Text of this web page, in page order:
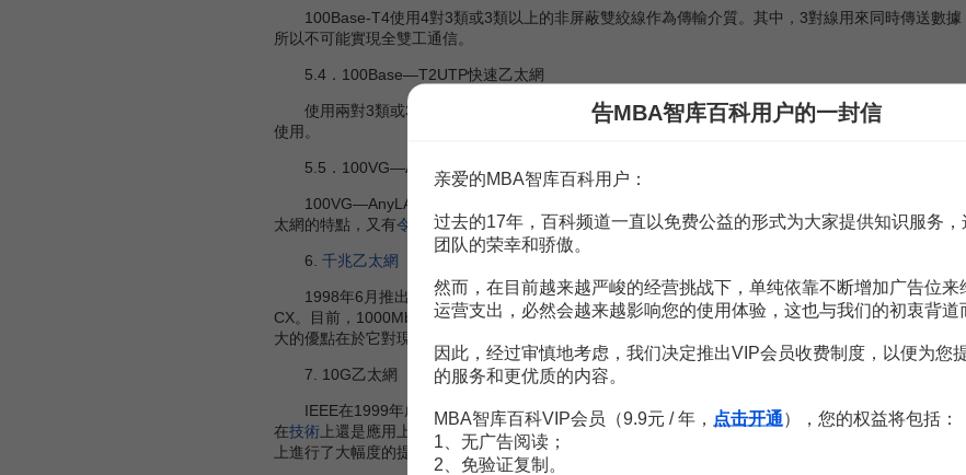
100Base-T4使用4對3類或3類以上的非屏蔽雙絞線作為傳輸介質。其中，3對線用來同時傳送數據
所以不可能實現全雙工通信。
5.4．100Base—T2UTP快速乙太網
使用兩對3類或3類以上的UTP，一對線用於發送數據，另一對線用於接收數據，使全雙工通信成
使用。
5.5．100VG—AnyLAN標準
100VG—AnyLAN的標準是100Mbit／s 和採用對uTP作為網路介質的乙太網的技術規範
太網的特點，又有令牌網的特點。
6. 千兆乙太網
1998年6月推出的802．3Z中規定了使用光纖作為傳輸介質的標準1000Base．SX和1000Base．
CX。目前，1000Mbit／s乙太網主要用於交換機到伺服器的升級、交換機到交換機的升級、交換式快
大的優點在於它對現有乙太網的兼容性。由於千兆乙太網是傳統乙太網技術的擴展和延伸，因此成為當
7. 10G乙太網
IEEE在1999年成立了專門的工作小組，負責10Gbit／s乙太網標準的制定工作。10Gbit／s乙太網
在技術 上還是應用上都保持了高度的兼容性。10Gbit／s乙太網與全雙工快速乙太網和千兆乙太網一樣
上進行了大幅度的提升，因此原來的乙太網用戶對現有的
告MBA智库百科用户的一封信
亲爱的MBA智库百科用户：
过去的17年，百科频道一直以免费公益的形式为大家提供知识服务，
团队的荣幸和骄傲。
然而，在目前越来越严峻的经营挑战下，单纯依靠不断增加广告位来
运营支出，必然会越来越影响您的使用体验，这也与我们的初衷背道
因此，经过审慎地考虑，我们决定推出VIP会员收费制度，以便为您
的服务和更优质的内容。
MBA智库百科VIP会员（9.9元 / 年， 点击开通），您的权益将包括：
1、无广告阅读；
2、免验证复制。